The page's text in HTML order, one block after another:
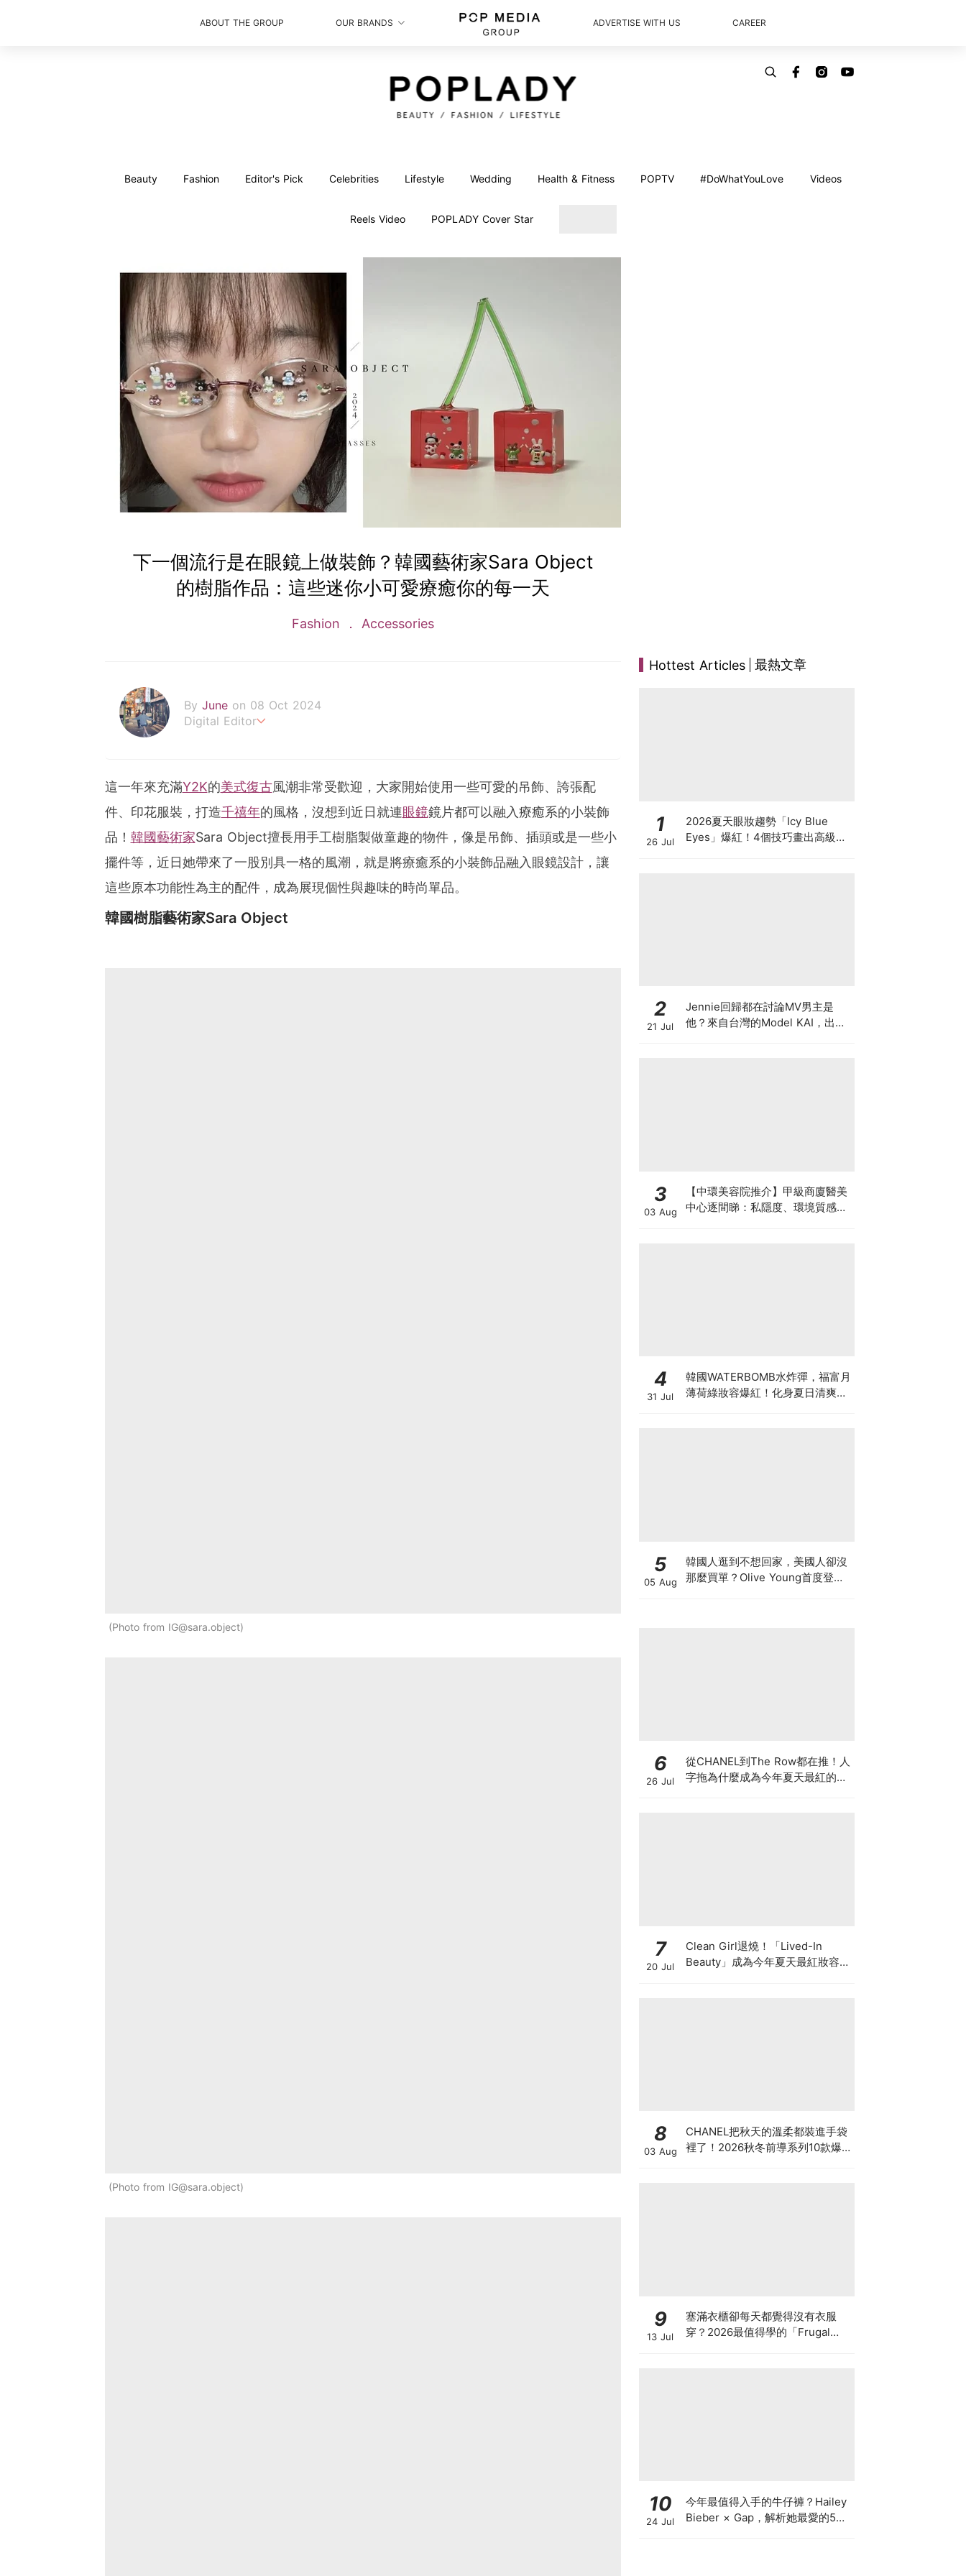
ABOUT THE GROUP OUR BRANDS ADVERTISE WITH US CAREER
Beauty Fashion Editor's Pick Celebrities Lifestyle Wedding Health & Fitness POPTV #DoWhatYouLove Videos
Reels Video POPLADY Cover Star
下一個流行是在眼鏡上做裝飾？韓國藝術家Sara Object
的樹脂作品：這些迷你小可愛療癒你的每一天
Fashion Accessories
By June on 08 Oct 2024
Digital Editor
june.huang@poplady-mag.com
這一年來充滿Y2K的美式復古風潮非常受歡迎，大家開始使用一些可愛的吊飾、誇張配
件、印花服裝，打造千禧年的風格，沒想到近日就連眼鏡鏡片都可以融入療癒系的小裝飾
品！ 韓國藝術家Sara Object擅長用手工樹脂製做童趣的物件，像是吊飾、插頭或是一些小
擺件等，近日她帶來了一股別具一格的風潮，就是將療癒系的小裝飾品融入眼鏡設計，讓
這些原本功能性為主的配件，成為展現個性與趣味的時尚單品。
韓國樹脂藝術家Sara Object
Photo from IG@sara.object
Photo from IG@sara.object
Hottest Articles 最熱文章
1
26 Jul
2026夏天眼妝趨勢「Icy Blue
Eyes」爆紅！4個技巧畫出高級冰
2
21 Jul
Jennie回歸都在討論MV男主是
他？來自台灣的Model KAI，出演
3
03 Aug
【中環美容院推介】甲級商廈醫美
中心逐間睇：私隱度、環境質感、
4
31 Jul
韓國WATERBOMB水炸彈，福富月
薄荷綠妝容爆紅！化身夏日清爽
5
05 Aug
韓國人逛到不想回家，美國人卻沒
那麼買單？Olive Young首度登陸
6
26 Jul
從CHANEL到The Row都在推！人
字拖為什麼成為今年夏天最紅的
7
20 Jul
Clean Girl退燒！「Lived-In
Beauty」成為今年夏天最紅妝容，
8
03 Aug
CHANEL把秋天的溫柔都裝進手袋
裡了！2026秋冬前導系列10款爆
9
13 Jul
塞滿衣櫃卻每天都覺得沒有衣服
穿？2026最值得學的「Frugal
10
24 Jul
今年最值得入手的牛仔褲？Hailey
Bieber × Gap，解析她最愛的5種